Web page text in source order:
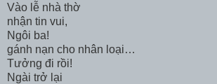
Vào lễ nhà thờ
nhận tin vui,
Ngôi ba!
gánh nạn cho nhân loại…
Tưởng đi rồi!
Ngài trở lại